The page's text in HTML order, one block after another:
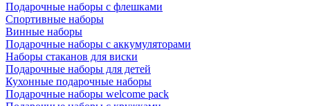
Подарочные наборы с флешками
Спортивные наборы
Винные наборы
Подарочные наборы с аккумуляторами
Наборы стаканов для виски
Подарочные наборы для детей
Кухонные подарочные наборы
Подарочные наборы welcome pack